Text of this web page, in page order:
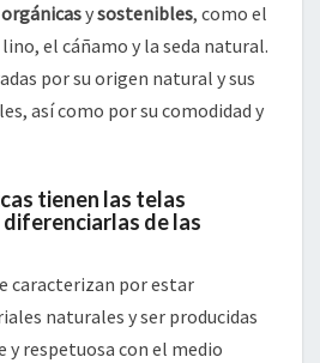
orgánicasysostenibles, como el
el cáñamo y la seda natural.
por su origen natural y sus
así como por su comodidad y
tienen las telas
de las
caracterizan por estar
naturales y ser producidas
y respetuosa con el medio